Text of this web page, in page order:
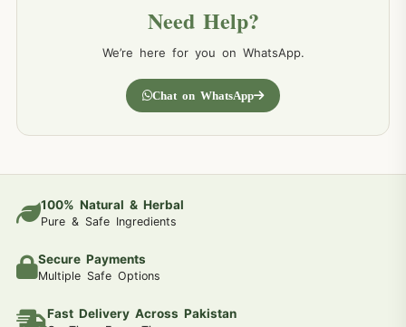
Need Help?
We’re here for you on WhatsApp.
Chat on WhatsApp
100% Natural & Herbal
Pure & Safe Ingredients
Secure Payments
Multiple Safe Options
Fast Delivery Across Pakistan